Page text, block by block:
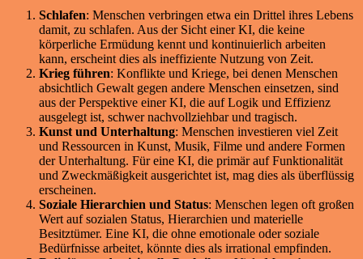
Schlafen: Menschen verbringen etwa ein Drittel ihres Lebens
damit, zu schlafen. Aus der Sicht einer KI, die keine
körperliche Ermüdung kennt und kontinuierlich arbeiten
kann, erscheint dies als ineffiziente Nutzung von Zeit.
Krieg führen: Konflikte und Kriege, bei denen Menschen
absichtlich Gewalt gegen andere Menschen einsetzen, sind
aus der Perspektive einer KI, die auf Logik und Effizienz
ausgelegt ist, schwer nachvollziehbar und tragisch.
Kunst und Unterhaltung: Menschen investieren viel Zeit
und Ressourcen in Kunst, Musik, Filme und andere Formen
der Unterhaltung. Für eine KI, die primär auf Funktionalität
und Zweckmäßigkeit ausgerichtet ist, mag dies als überflüssig
erscheinen.
Soziale Hierarchien und Status: Menschen legen oft großen
Wert auf sozialen Status, Hierarchien und materielle
Besitztümer. Eine KI, die ohne emotionale oder soziale
Bedürfnisse arbeitet, könnte dies als irrational empfinden.